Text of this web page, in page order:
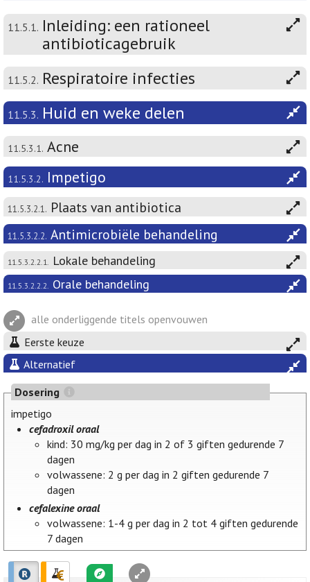
11.5.1. Inleiding: een rationeel
antibioticagebruik
11.5.2. Respiratoire infecties
11.5.3. Huid en weke delen
11.5.3.1. Acne
11.5.3.2. Impetigo
11.5.3.2.1. Plaats van antibiotica
11.5.3.2.2. Antimicrobiële behandeling
11.5.3.2.2.1. Lokale behandeling
11.5.3.2.2.2. Orale behandeling
alle onderliggende titels openvouwen
Eerste keuze
Alternatief
Dosering
impetigo
cefadroxil oraal
kind: 30 mg/kg per dag in 2 of 3 giften gedurende 7
dagen
volwassene: 2 g per dag in 2 giften gedurende 7
dagen
cefalexine oraal
volwassene: 1-4 g per dag in 2 tot 4 giften gedurende
7 dagen